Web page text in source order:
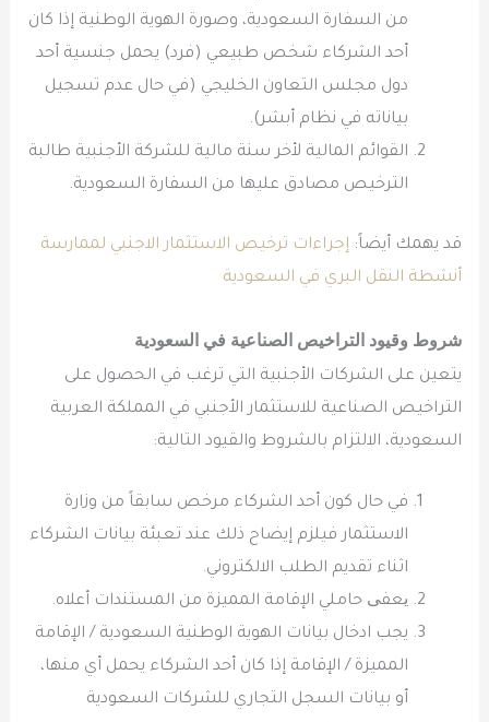
من السفارة السعودية، وصورة الهوية الوطنية إذا كان
أحد الشركاء شخص طبيعي (فرد) يحمل جنسية أحد
دول مجلس التعاون الخليجي (في حال عدم تسجيل
بياناته في نظام أبشر).
القوائم المالية لأخر سنة مالية للشركة الأجنبية طالبة
الترخيص مصادق عليها من السفارة السعودية.
قد يهمك أيضاً:إجراءات ترخيص الاستثمار الاجنبي لممارسة
أنشطة النقل البري في السعودية
شروط وقيود التراخيص الصناعية في السعودية
يتعين على الشركات الأجنبية التي ترغب في الحصول على
التراخيص الصناعية للاستثمار الأجنبي في المملكة العربية
السعودية، الالتزام بالشروط والقيود التالية:
في حال كون أحد الشركاء مرخص سابقاً من وزارة
الاستثمار فيلزم إيضاح ذلك عند تعبئة بيانات الشركاء
اثناء تقديم الطلب الالكتروني.
یعفی حاملي الإقامة المميزة من المستندات أعلاه.
يجب ادخال بيانات الهوية الوطنية السعودية / الإقامة
المميزة / الإقامة إذا كان أحد الشركاء يحمل أي منها،
أو بيانات السجل التجاري للشركات السعودية